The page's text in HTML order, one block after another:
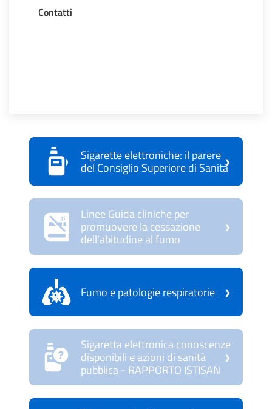
Contatti
Sigarette elettroniche: il parere
del Consiglio Superiore di Sanità›
Linee Guida cliniche per
promuovere la cessazione
dell’abitudine al fumo
›
Fumo e patologie respiratorie ›
Sigaretta elettronica conoscenze
disponibili e azioni di sanità
pubblica - RAPPORTO ISTISAN
›